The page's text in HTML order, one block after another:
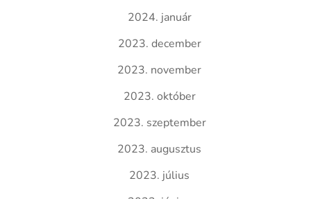
2024. január
2023. december
2023. november
2023. október
2023. szeptember
2023. augusztus
2023. július